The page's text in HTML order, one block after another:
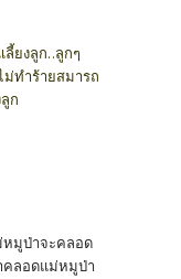
ยงลูก..ลูกๆ
ม่ทำร้ายสมารถ
ก
มูป่าจะคลอด
คลอดแม่หมูป่า